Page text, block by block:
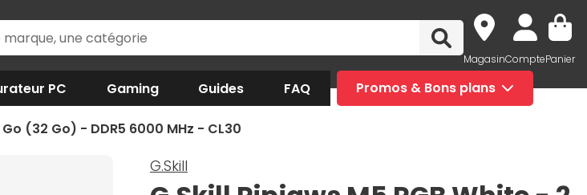
MagasinComptePanier
PC Gaming Guides FAQ Promos & Bons plans
Go (32 Go) - DDR5 6000 MHz - CL30
G.Skill